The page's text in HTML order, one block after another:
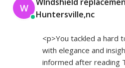
W
Huntersville,nc
<p>You tackled a hard
with elegance and
informed after reading